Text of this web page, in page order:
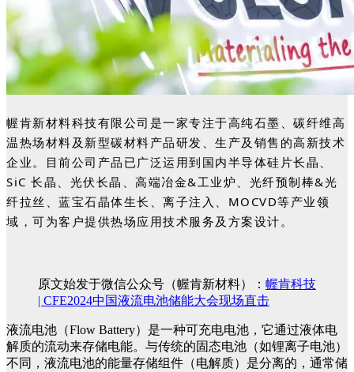
幄肯新材料科技有限公司是一家专注于高纯石墨、碳纤维高
温热场材料及新型碳材料产品研发、生产及销售的高新技术
企业。目前公司产品已广泛运用到国内半导体硅片长晶、
SiC 长晶、光伏长晶、高端冶金&工业炉、光纤预制棒&光
纤拉丝、蓝宝石晶体生长、离子注入、MOCVD等产业领
域，可为客户提供热场应用技术服务及方案设计。
原文始发于微信公众号（幄肯新材料）： 幄肯科技
| CFE2024中国液流电池储能大会现场直击
液流电池（Flow Battery）是一种可充电电池，它通过液体电
解质的流动来存储电能。与传统的固态电池（如锂离子电池）
不同，液流电池的能量存储组件（电解质）是分离的，通常储